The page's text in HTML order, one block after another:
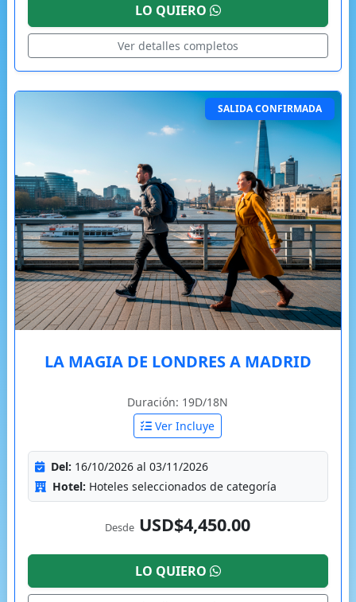
LO QUIERO
Ver detalles completos
SALIDA CONFIRMADA
LA MAGIA DE LONDRES A MADRID
Duración: 19D/18N
Ver Incluye
Del: 16/10/2026 al 03/11/2026
Hotel: Hoteles seleccionados de categoría
Desde USD$4,450.00
LO QUIERO